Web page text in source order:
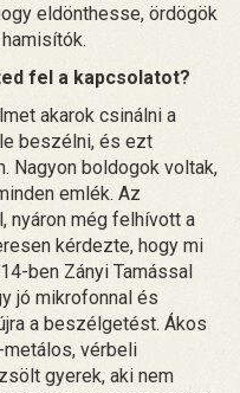
eldönthesse, ördögök
fel a kapcsolatot?
akarok csinálni a
beszélni, és ezt
Nagyon boldogok voltak,
emlék. Az
nyáron még felhívott a
kérdezte, hogy mi
ben Zányi Tamással
jó mikrofonnal és
a beszélgetést. Ákos
metálos, vérbeli
gyerek, aki nem